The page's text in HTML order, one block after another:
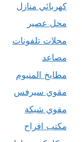
كهربائي منازل
محل عصير
محلات تلفونات
مصاعد
مطابخ المنيوم
مقوي سيرفس
مقوي شبكة
مكتب افراح